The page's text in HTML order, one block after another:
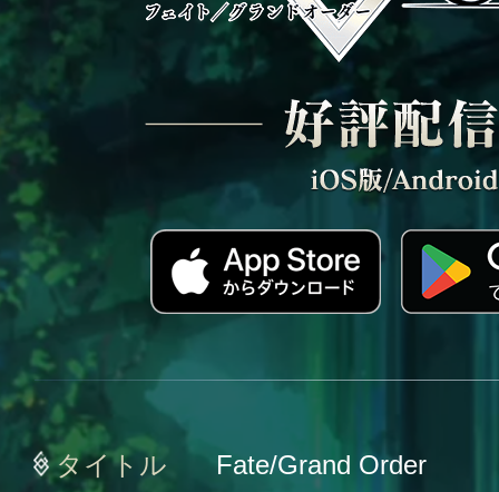
タイトル
Fate/Grand Order